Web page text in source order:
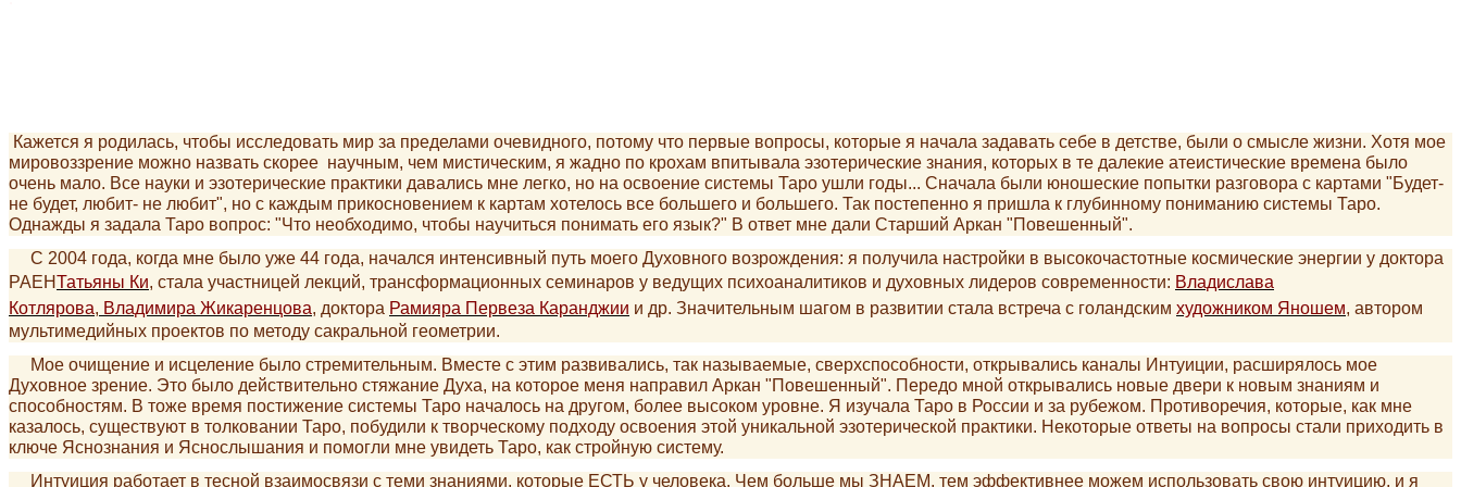
Кажется я родилась, чтобы исследовать мир за пределами очевидного, потому что первые вопросы, которые я начала задавать себе в детстве, были о смысле жизни. Хотя мое
мировоззрение можно назвать скорее научным, чем мистическим, я жадно по крохам впитывала эзотерические знания, которых в те далекие атеистические времена было
очень мало. Все науки и эзотерические практики давались мне легко, но на освоение системы Таро ушли годы... Сначала были юношеские попытки разговора с картами "Будет-
не будет, любит- не любит", но с каждым прикосновением к картам хотелось все большего и большего. Так постепенно я пришла к глубинному пониманию системы Таро.
Однажды я задала Таро вопрос: "Что необходимо, чтобы научиться понимать его язык?" В ответ мне дали Старший Аркан "Повешенный".
С 2004 года, когда мне было уже 44 года, начался интенсивный путь моего Духовного возрождения: я получила настройки в высокочастотные космические энергии у доктора
РАЕНТатьяны Ки, стала участницей лекций, трансформационных семинаров у ведущих психоаналитиков и духовных лидеров современности: Владислава
Котлярова, Владимира Жикаренцова, доктора Рамияра Первеза Каранджии и др. Значительным шагом в развитии стала встреча с голандским художником Яношем, автором
мультимедийных проектов по методу сакральной геометрии.
Мое очищение и исцеление было стремительным. Вместе с этим развивались, так называемые, сверхспособности, открывались каналы Интуиции, расширялось мое
Духовное зрение. Это было действительно стяжание Духа, на которое меня направил Аркан "Повешенный". Передо мной открывались новые двери к новым знаниям и
способностям. В тоже время постижение системы Таро началось на другом, более высоком уровне. Я изучала Таро в России и за рубежом. Противоречия, которые, как мне
казалось, существуют в толковании Таро, побудили к творческому подходу освоения этой уникальной эзотерической практики. Некоторые ответы на вопросы стали приходить в
ключе Яснознания и Яснослышания и помогли мне увидеть Таро, как стройную систему.
Интуиция работает в тесной взаимосвязи с теми знаниями, которые ЕСТЬ у человека. Чем больше мы ЗНАЕМ, тем эффективнее можем использовать свою интуицию, и я